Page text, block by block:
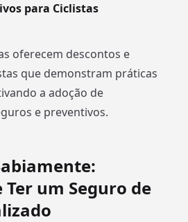
para Ciclistas
oferecem descontos e
que demonstram práticas
a adoção de
e preventivos.
Ter um Seguro de